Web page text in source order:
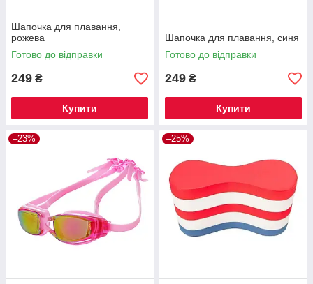
Шапочка для плавання,
рожева
Готово до відправки
249 ₴
Купити
Шапочка для плавання, синя
Готово до відправки
249 ₴
Купити
–23% –25%